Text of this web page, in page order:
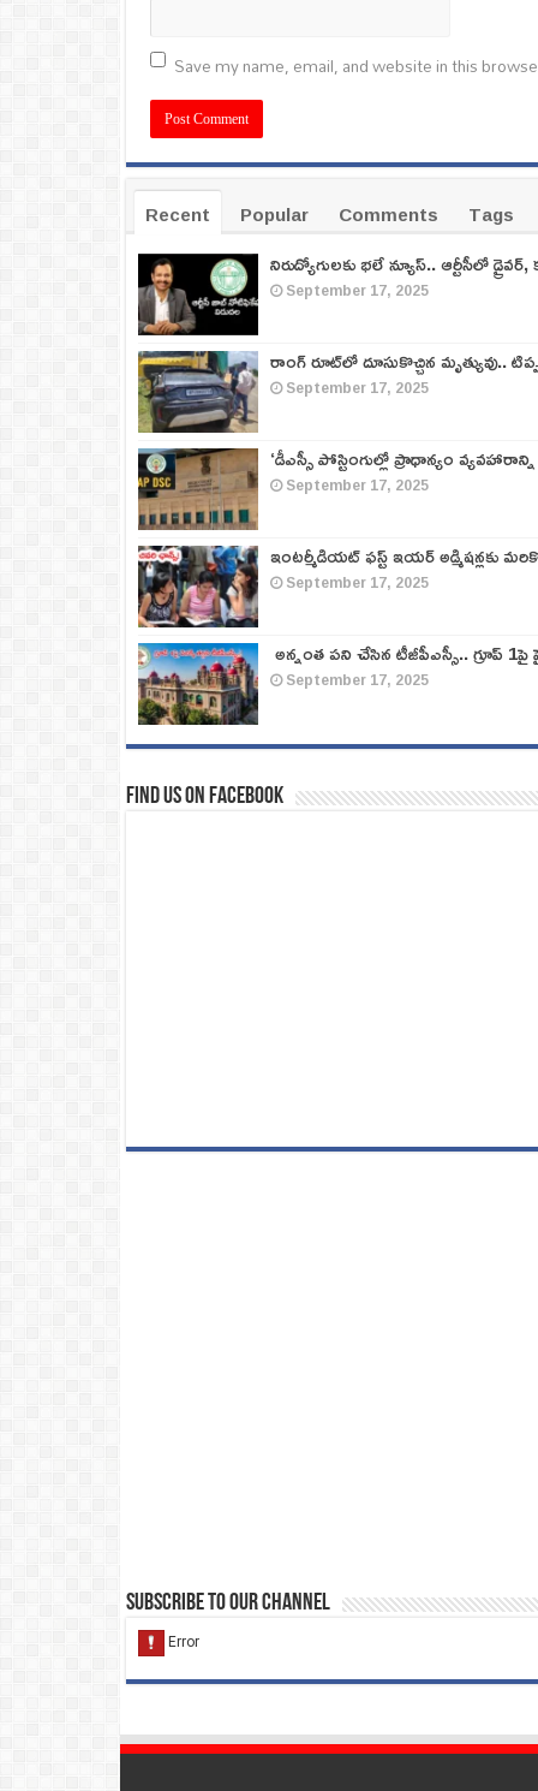
Save my name, email, and website in this
Recent Popular Comments
Tags
నిరుద్యోగులకు భలే న్యూస్.. ఆర్టీసీలో
September 17, 2025
రాంగ్ రూట్‌లో దూసుకొచ్చిన మృత్యువు..
September 17, 2025
‘డీఎస్సీ పోస్టింగుల్లో ప్రాధాన్యం
September 17, 2025
ఇంటర్మీడియట్ ఫస్ట్‌ ఇయర్‌ అడ్మిషన్లకు
September 17, 2025
అన్నంత పని చేసిన టీజీపీఎస్సీ.. గ్రూప్‌
September 17, 2025
Find us on Facebook
Subscribe to our Channel